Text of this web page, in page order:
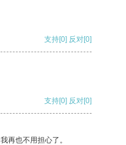
支持[0] 反对[0]
支持[0] 反对[0]
再也不用担心了。